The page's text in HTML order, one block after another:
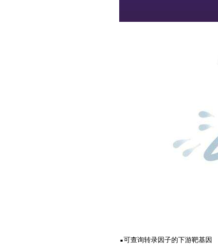
■ 可查询转录因子的下游靶基因